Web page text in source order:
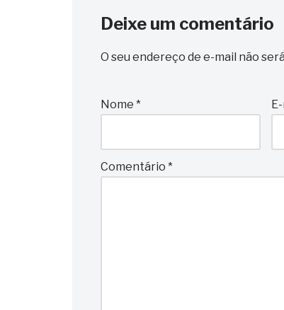
Deixe um comentário
O seu endereço de e-mail não
Nome *
Comentário *